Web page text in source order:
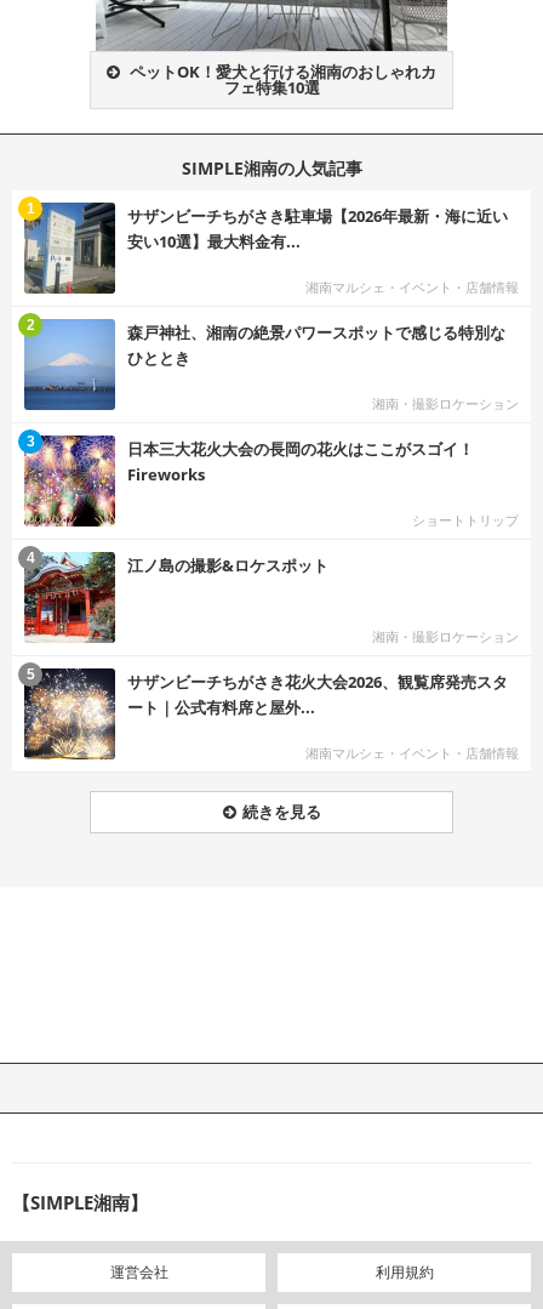
ペットOK！愛犬と行ける湘南のおしゃれカ
フェ特集10選
SIMPLE湘南の人気記事
サザンビーチちがさき駐車場【2026年最新・海に近い
安い10選】最大料金有...
湘南マルシェ・イベント・店舗情報
1
森戸神社、湘南の絶景パワースポットで感じる特別な
ひととき
湘南・撮影ロケーション
2
日本三大花火大会の長岡の花火はここがスゴイ！
Fireworks
ショートトリップ
3
江ノ島の撮影&ロケスポット
湘南・撮影ロケーション
4
サザンビーチちがさき花火大会2026、観覧席発売スタ
ート｜公式有料席と屋外...
湘南マルシェ・イベント・店舗情報
5
続きを見る
【SIMPLE湘南】
運営会社 利用規約